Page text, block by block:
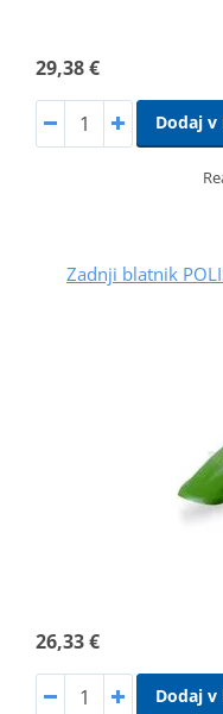
29,38 €
Dodaj v
Zadnji blatnik
26,33 €
Dodaj v